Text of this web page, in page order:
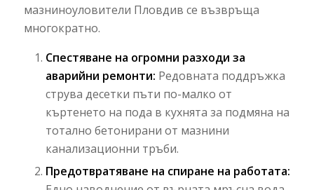
мазниноуловители Пловдив се възвръща
многократно.
Спестяване на огромни разходи за
аварийни ремонти: Редовната поддръжка
струва десетки пъти по-малко от
къртенето на пода в кухнята за подмяна на
тотално бетонирани от мазнини
канализационни тръби.
Предотвратяване на спиране на работата: